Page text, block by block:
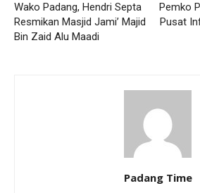
Wako Padang, Hendri Septa
Resmikan Masjid Jami’ Majid
Bin Zaid Alu Maadi
Pemko
Pusat
Padang Time